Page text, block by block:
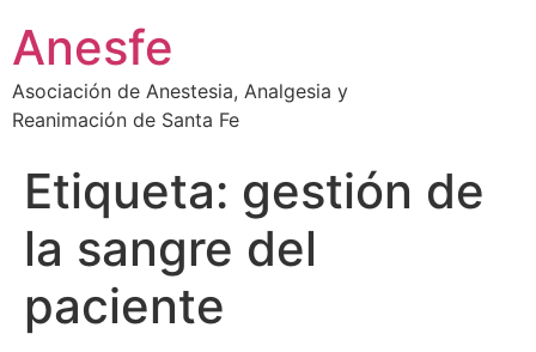
contenido
Anesfe
Asociación de Anestesia, Analgesia y
Reanimación de Santa Fe
Etiqueta: gestión de
la sangre del
paciente